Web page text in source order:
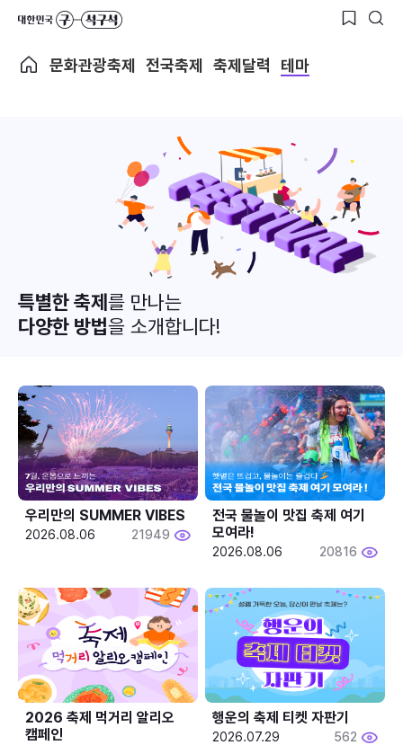
문화관광축제 전국축제 축제달력 테마
특별한 축제를 만나는
다양한 방법을 소개합니다!
우리만의 SUMMER VIBES
2026.08.06 21949
전국 물놀이 맛집 축제 여기
모여라!
2026.08.06 20816
2026 축제 먹거리 알리오
캠페인
행운의 축제 티켓 자판기
2026.07.29 562